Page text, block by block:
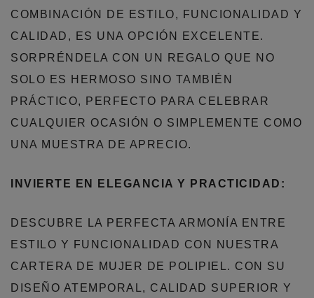
COMBINACIÓN DE ESTILO, FUNCIONALIDAD Y
CALIDAD, ES UNA OPCIÓN EXCELENTE.
SORPRÉNDELA CON UN REGALO QUE NO
SOLO ES HERMOSO SINO TAMBIÉN
PRÁCTICO, PERFECTO PARA CELEBRAR
CUALQUIER OCASIÓN O SIMPLEMENTE COMO
UNA MUESTRA DE APRECIO.
INVIERTE EN ELEGANCIA Y PRACTICIDAD:
DESCUBRE LA PERFECTA ARMONÍA ENTRE
ESTILO Y FUNCIONALIDAD CON NUESTRA
CARTERA DE MUJER DE POLIPIEL. CON SU
DISEÑO ATEMPORAL, CALIDAD SUPERIOR Y